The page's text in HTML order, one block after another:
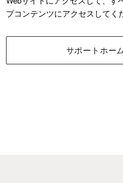
プコンテンツにアクセスしてく
サポートホー